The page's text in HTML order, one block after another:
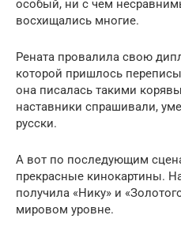
особый, ни с чем
восхищались многие.
Рената провалила свою
которой пришлось
она писалась такими
наставники спрашивали,
русски.
А вот по последующим
прекрасные кинокартины.
получила «Нику» и
мировом уровне.